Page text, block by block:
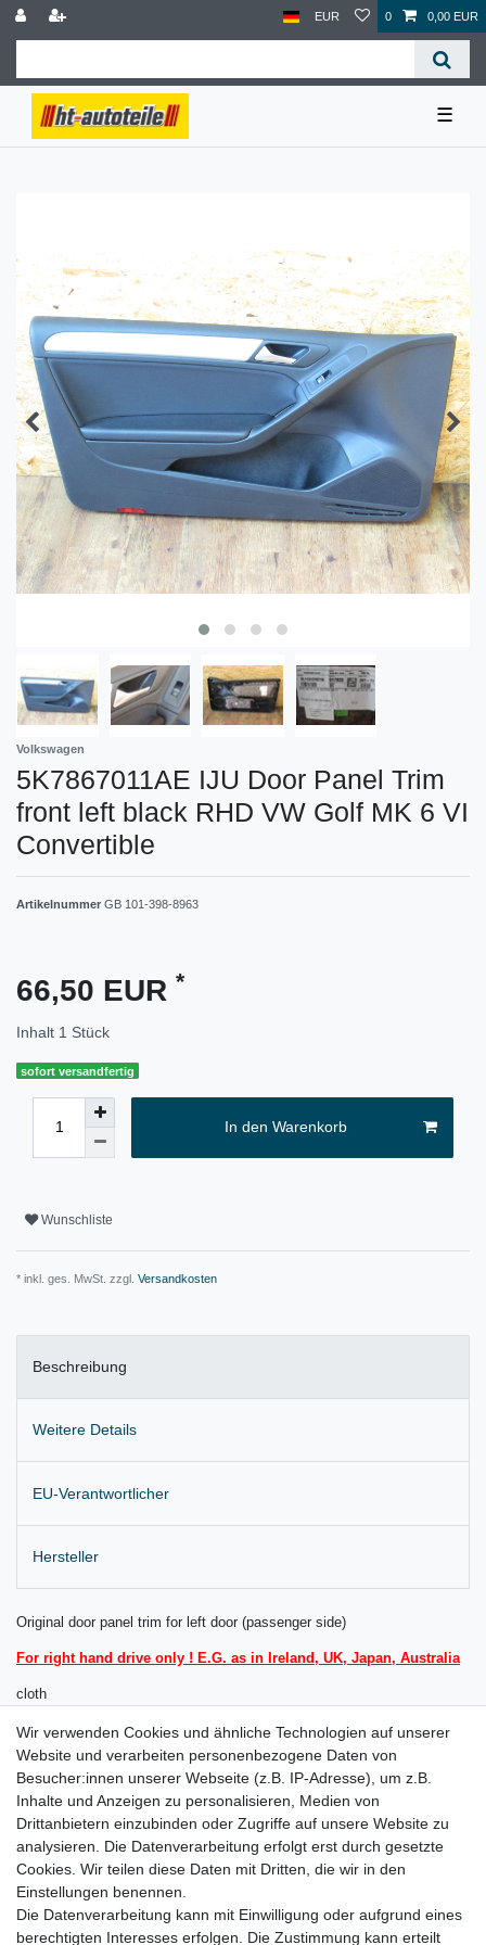
EUR 0 0,00 EUR
☰
Volkswagen
5K7867011AE IJU Door Panel Trim
front left black RHD VW Golf MK 6 VI
Convertible
Artikelnummer GB 101-398-8963
66,50 EUR *
Inhalt 1 Stück
sofort versandfertig
In den Warenkorb
Wunschliste
* inkl. ges. MwSt. zzgl. Versandkosten
Beschreibung
Weitere Details
EU-Verantwortlicher
Hersteller
Original door panel trim for left door (passenger side)
For right hand drive only ! E.G. as in Ireland, UK, Japan, Australia
cloth
colour: IJU, titan black
trim insert: 3H5, matt chrome
Delivery as shown
VW Golf Mk 6 Convertible Bj. 2011 - 2016
Wir verwenden Cookies und ähnliche Technologien auf unserer
Website und verarbeiten personenbezogene Daten von
Besucher:innen unserer Webseite (z.B. IP-Adresse), um z.B.
Inhalte und Anzeigen zu personalisieren, Medien von
Drittanbietern einzubinden oder Zugriffe auf unsere Website zu
analysieren. Die Datenverarbeitung erfolgt erst durch gesetzte
Cookies. Wir teilen diese Daten mit Dritten, die wir in den
Einstellungen benennen.
Die Datenverarbeitung kann mit Einwilligung oder aufgrund eines
berechtigten Interesses erfolgen. Die Zustimmung kann erteilt